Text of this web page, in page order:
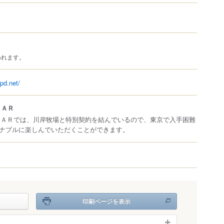
ます。
Ｒ
Ｒでは、川岸牧場と特別契約を結んでいるので、東京で入手困難
ブルに楽しんでいただくことができます。
印刷ページを表示